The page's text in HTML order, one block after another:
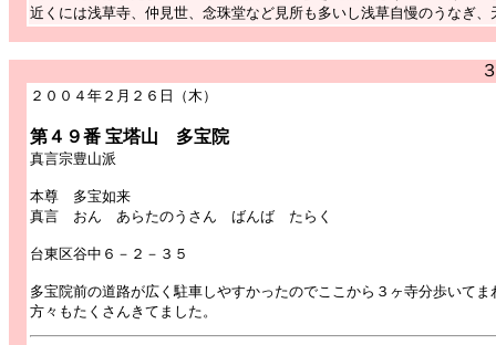
近くには浅草寺、仲見世、念珠堂など見所も多いし浅草自慢のうなぎ
２００４年２月２６日（木）
第４９番 宝塔山 多宝院
真言宗豊山派
本尊 多宝如来
真言 おん あらたのうさん ばんば たらく
台東区谷中６－２－３５
多宝院前の道路が広く駐車しやすかったのでここから３ヶ寺分歩いて
方々もたくさんきてました。